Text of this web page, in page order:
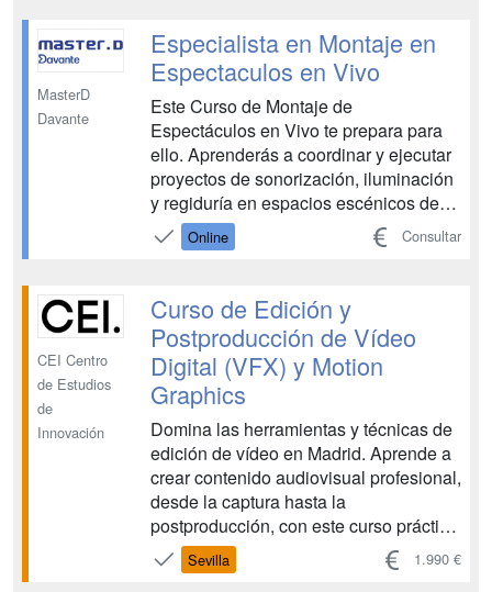
demandada. Con el curso de
producción audiovisual aprenderás ...
MasterD
Davante
Especialista en Montaje en
Espectaculos en Vivo
Este Curso de Montaje de
Espectáculos en Vivo te prepara para
ello. Aprenderás a coordinar y ejecutar
proyectos de sonorización, iluminación
y regiduría en espacios escénicos de
distintas dimensiones. Durante la
formación te familiarizarás con los
técnico, comprenderás las
características de cada sistema y
adqu...
Online Consultar
CEI Centro
de Estudios
de
Innovación
Curso de Edición y
Postproducción de Vídeo
Digital (VFX) y Motion
Graphics
Domina las herramientas y técnicas de
edición de vídeo en Madrid. Aprende a
crear contenido audiovisual profesional,
desde la captura hasta la
postproducción, con este curso práctico
e intensivo. Desarrolla tus habilidades y
comienza tu carrera en la industria
Sevilla 1.990 €